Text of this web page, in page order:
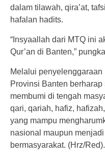
dalam tilawah, qira’at,
hafalan hadits.
“Insyaallah dari MTQ ini
Qur’an di Banten,”
Melalui
Provinsi Banten berharap
membumi di tengah
qari, qariah, hafiz,
yang mampu
nasional maupun
bermasyarakat. (Hrz/Red).